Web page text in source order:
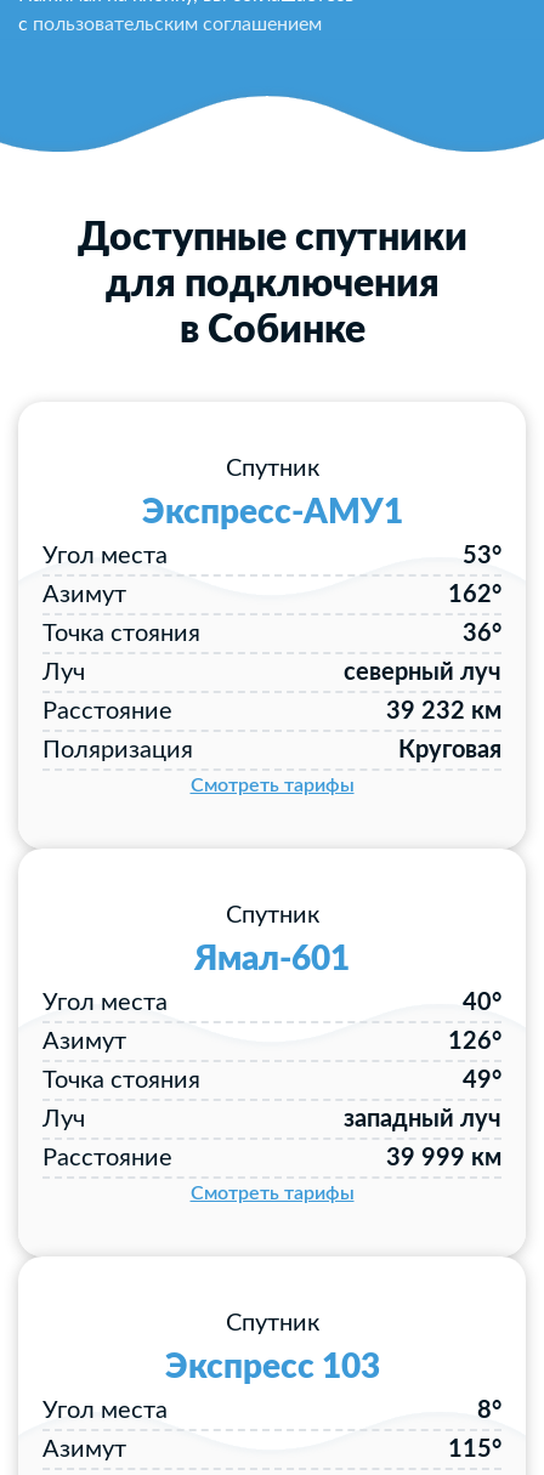
с пользовательским соглашением
Доступные спутники
для подключения
в Собинке
Спутник
Экспресс-АМУ1
Угол места
53°
Азимут
162°
Точка стояния
36°
Луч
северный луч
Расстояние
39 232 км
Поляризация
Круговая
Смотреть тарифы
Спутник
Ямал-601
Угол места
40°
Азимут
126°
Точка стояния
49°
Луч
западный луч
Расстояние
39 999 км
Смотреть тарифы
Спутник
Экспресс 103
Угол места
8°
Азимут
115°